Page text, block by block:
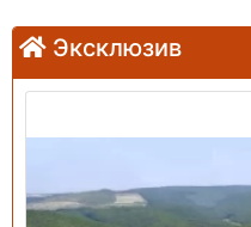
Эксклюзив